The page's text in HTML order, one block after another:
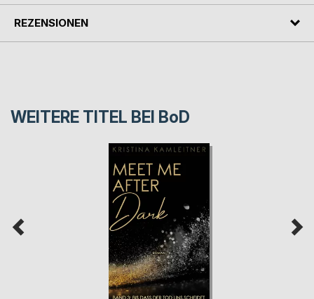
REZENSIONEN
WEITERE TITEL BEI BoD